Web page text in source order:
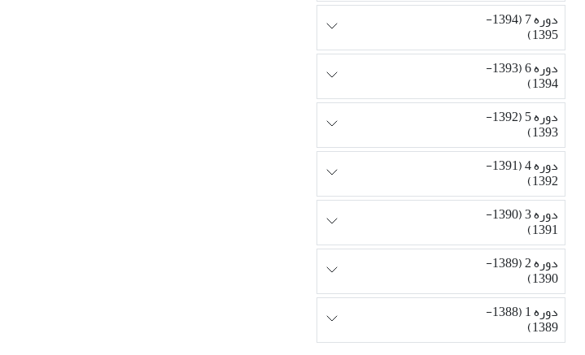
دوره 7 (1394-
1395)
دوره 6 (1393-
1394)
دوره 5 (1392-
1393)
دوره 4 (1391-
1392)
دوره 3 (1390-
1391)
دوره 2 (1389-
1390)
دوره 1 (1388-
1389)